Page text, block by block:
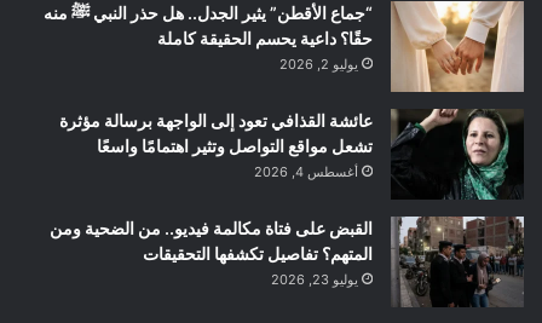
“جماع الأقطن” يثير الجدل.. هل حذر النبي ﷺ منه
حقًا؟ داعية يحسم الحقيقة كاملة
يوليو 2, 2026
عائشة القذافي تعود إلى الواجهة برسالة مؤثرة
تشعل مواقع التواصل وتثير اهتمامًا واسعًا
أغسطس 4, 2026
القبض على فتاة مكالمة فيديو.. من الضحية ومن
المتهم؟ تفاصيل تكشفها التحقيقات
يوليو 23, 2026